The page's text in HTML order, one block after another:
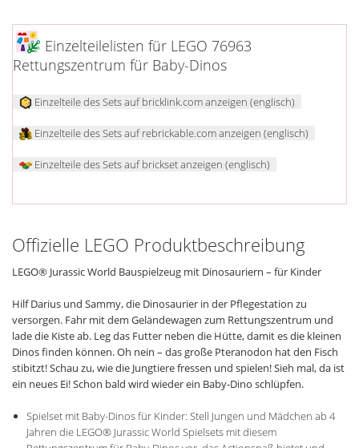
Einzelteilelisten für LEGO 76963
Rettungszentrum für Baby-Dinos
Einzelteile des Sets auf bricklink.com anzeigen (englisch)
Einzelteile des Sets auf rebrickable.com anzeigen (englisch)
Einzelteile des Sets auf brickset anzeigen (englisch)
Offizielle LEGO Produktbeschreibung
LEGO® Jurassic World Bauspielzeug mit Dinosauriern – für Kinder
Hilf Darius und Sammy, die Dinosaurier in der Pflegestation zu
versorgen. Fahr mit dem Geländewagen zum Rettungszentrum und
lade die Kiste ab. Leg das Futter neben die Hütte, damit es die kleinen
Dinos finden können. Oh nein – das große Pteranodon hat den Fisch
stibitzt! Schau zu, wie die Jungtiere fressen und spielen! Sieh mal, da ist
ein neues Ei! Schon bald wird wieder ein Baby-Dino schlüpfen.
Spielset mit Baby-Dinos für Kinder: Stell Jungen und Mädchen ab 4
Jahren die LEGO® Jurassic World Spielsets mit diesem